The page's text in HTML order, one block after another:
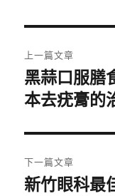
章
導
覽
上一篇文章
上
一
文
章:
黑蒜口服膳
本去疣膏的
下一篇文章
下
新竹眼科最